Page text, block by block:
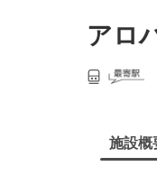
アロ
施設概